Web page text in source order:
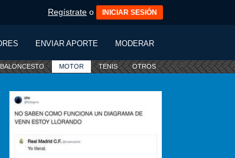
Regístrate o INICIAR SESIÓN
ENVIAR APORTE MODERAR
BALONCESTO MOTOR TENIS OTROS